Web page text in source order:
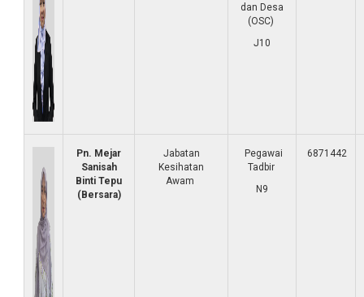
dan Desa
(OSC)
J10
Pn. Mejar
Sanisah
Binti Tepu
(Bersara)
Jabatan
Kesihatan
Awam
Pegawai
Tadbir
N9
6871442